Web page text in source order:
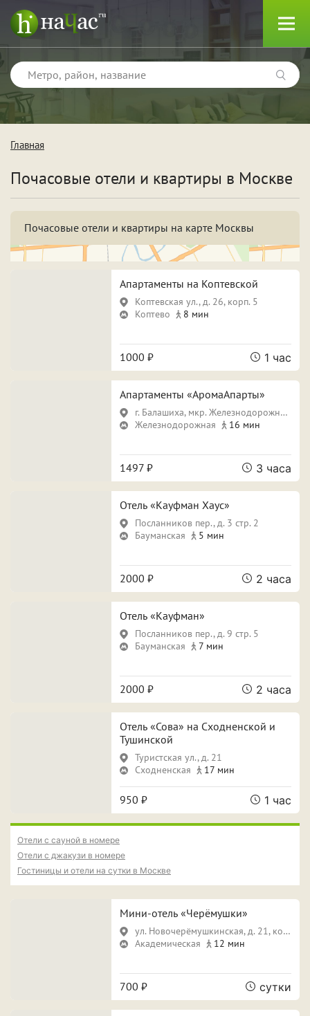
Тип
Квартиры
Поспать и отдохнуть
Для новобрачных
Фотосессия
Собственная парковка Кондиционер
Джакузи
ПРИМЕНИТЬ ФИЛЬТРЫ ЗАКРЫТЬ
Главная
Почасовые отели и квартиры в Москве
Почасовые отели и квартиры на карте Москвы
Апартаменты на Коптевской
Коптевская ул., д. 26, корп. 5
Коптево
8 мин
1000 ₽ 1 час
Апартаменты «АромаАпарты»
г. Балашиха, мкр. Железнодорожный, ул. Новая, д. 26
Железнодорожная
16 мин
1497 ₽ 3 часа
Отель «Кауфман Хаус»
Посланников пер., д. 3 стр. 2
Бауманская
5 мин
2000 ₽ 2 часа
Отель «Кауфман»
Посланников пер., д. 9 стр. 5
Бауманская
7 мин
2000 ₽ 2 часа
Отель «Сова» на Сходненской и
Тушинской
Туристская ул., д. 21
Сходненская
17 мин
950 ₽ 1 час
Отели с сауной в номере
Отели с джакузи в номере
Гостиницы и отели на сутки в Москве
Мини-отель «Черёмушки»
ул. Новочерёмушкинская, д. 21, корп. 1
Академическая
12 мин
700 ₽ сутки